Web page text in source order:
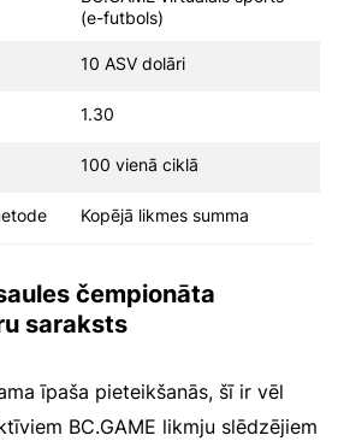
(e-futbols)
10 ASV dolāri
1.30
100 vienā ciklā
Kopējā likmes summa
čempionāta
saraksts
īpaša pieteikšanās, šī ir vēl
BC.GAME likmju slēdzējiem